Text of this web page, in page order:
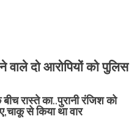
दो आरोपियों को पुलिस
रास्ते का..पुरानी रंजिश को
से किया था वार